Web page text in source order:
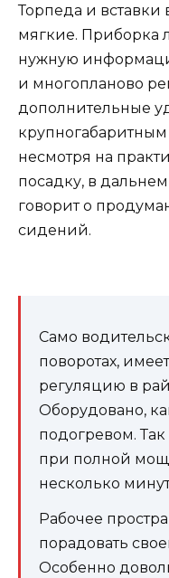
Торпеда и вставки
мягкие. Приборка
нужную
и многопланово
дополнительные
несмотря на
посадку, в дальнем
говорит о
сидений.
Само
поворотах,
регуляцию в
Оборудовано,
подогревом.
при полной
несколько
Рабочее
порадовать
Особенно